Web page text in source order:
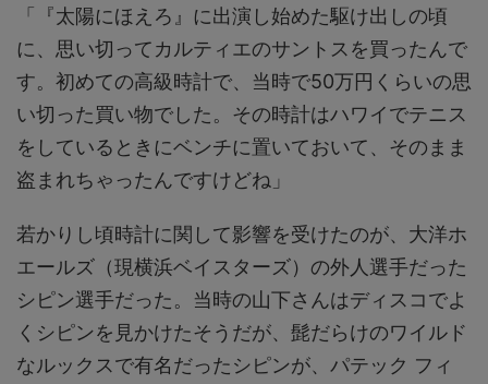
「『太陽にほえろ』に出演し始めた駆け出しの頃
に、思い切ってカルティエのサントスを買ったんで
す。初めての高級時計で、当時で50万円くらいの思
い切った買い物でした。その時計はハワイでテニス
をしているときにベンチに置いておいて、そのまま
盗まれちゃったんですけどね」
若かりし頃時計に関して影響を受けたのが、大洋ホ
エールズ（現横浜ベイスターズ）の外人選手だった
シピン選手だった。当時の山下さんはディスコでよ
くシピンを見かけたそうだが、髭だらけのワイルド
なルックスで有名だったシピンが、パテック フィ